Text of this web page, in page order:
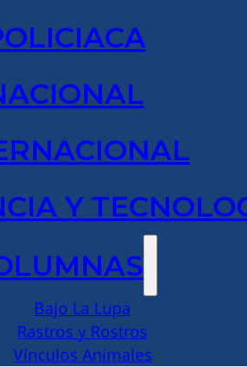
Y
Bajo La Lupa
Rastros y Rostros
Vínculos Animales